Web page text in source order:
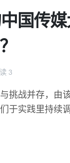
国传
3
挑战并存，由
于实践里持续调